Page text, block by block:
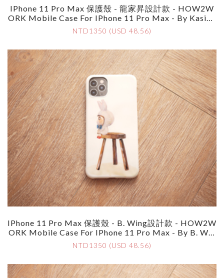
IPhone 11 Pro Max 保護殼 - 龍家昇設計款 - HOW2W
ORK Mobile Case For IPhone 11 Pro Max - By Kasing
Lung
NTD1350 (USD 48.56)
IPhone 11 Pro Max 保護殼 - B. Wing設計款 - HOW2W
ORK Mobile Case For IPhone 11 Pro Max - By B. Win
G
NTD1350 (USD 48.56)